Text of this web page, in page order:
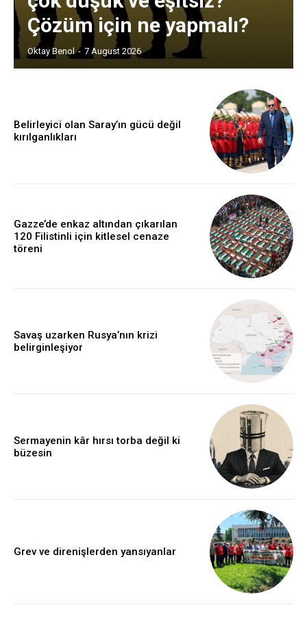
Çözüm için ne yapmalı?
Oktay Benol - 7 August 2026
Belirleyici olan Saray’ın gücü değil
kırılganlıkları
Gazze’de enkaz altından çıkarılan
120 Filistinli için kitlesel cenaze
töreni
Savaş uzarken Rusya’nın krizi
belirginleşiyor
Sermayenin kâr hırsı torba değil ki
büzesin
Grev ve direnişlerden yansıyanlar